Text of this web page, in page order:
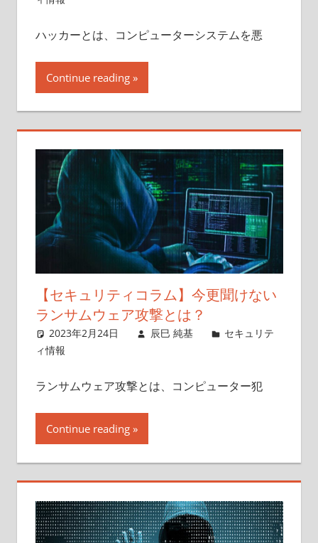
ハッカーとは、コンピューターシステムを悪
Continue reading
【セキュリティコラム】今更聞けない
ランサムウェア攻撃とは？
2023年2月24日 辰巳 純基
セキュリテ
ィ情報
ランサムウェア攻撃とは、コンピューター犯
Continue reading